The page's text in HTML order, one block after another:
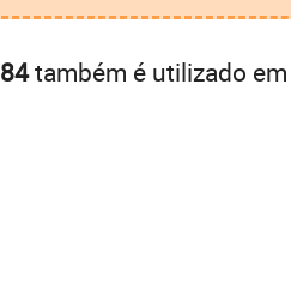
84também é utilizado